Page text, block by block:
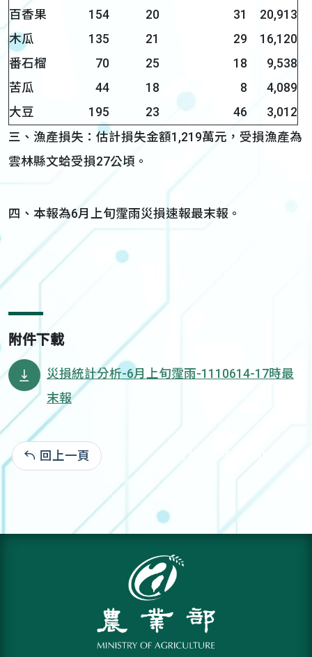
百香果
154 20 31
20,913
木瓜
135 21 29
16,120
番石榴
70 25 18
9,538
苦瓜
44 18 8
4,089
大豆
195 23 46
3,012
三、漁產損失：估計損失金額1,219萬元，受損漁產為
雲林縣文蛤受損27公頃。
四、本報為6月上旬霪雨災損速報最末報。
附件下載
災損統計分析-6月上旬霪雨-1110614-17時最
末報
回上一頁 111-06-09:1,609